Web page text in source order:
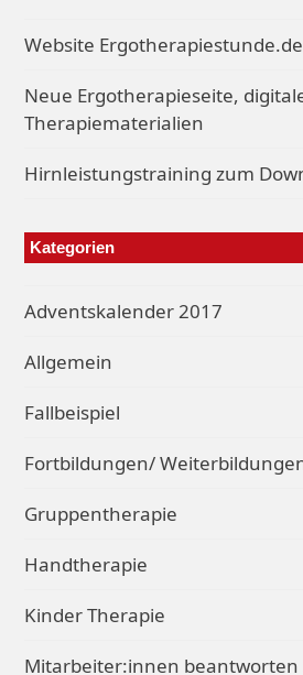
Website Ergotherapiestunde.de
Neue Ergotherapieseite,
Therapiematerialien
Hirnleistungstraining zum
Kategorien
Adventskalender 2017
Allgemein
Fallbeispiel
Fortbildungen/
Gruppentherapie
Handtherapie
Kinder Therapie
Mitarbeiter:innen beantworten